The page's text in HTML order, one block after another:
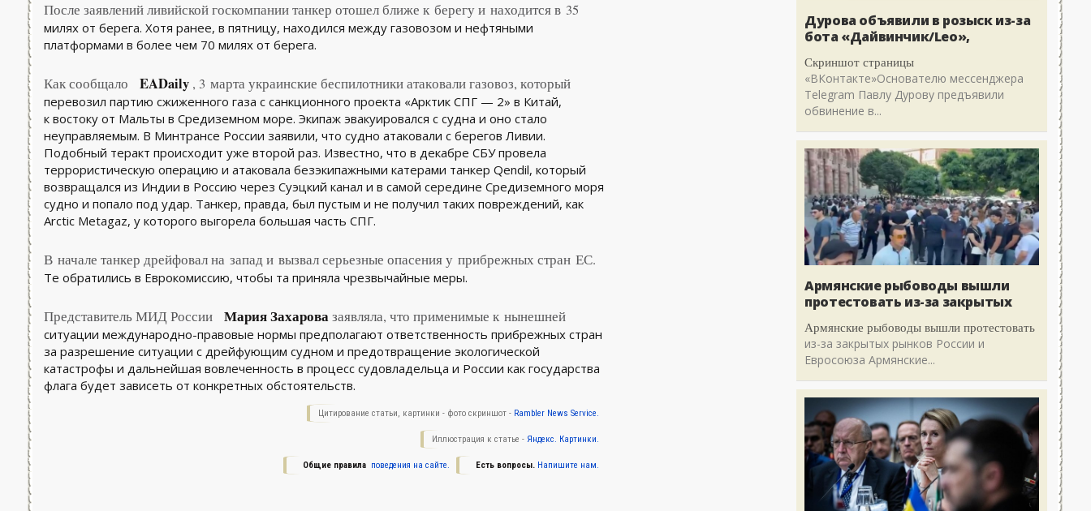
После заявлений ливийской госкомпании танкер отошел ближе к берегу и находится в 35
милях от берега. Хотя ранее, в пятницу, находился между газовозом и нефтяными
платформами в более чем 70 милях от берега.
Как сообщало EADaily, 3 марта украинские беспилотники атаковали газовоз, который
перевозил партию сжиженного газа с санкционного проекта «Арктик СПГ — 2» в Китай,
к востоку от Мальты в Средиземном море. Экипаж эвакуировался с судна и оно стало
неуправляемым. В Минтрансе России заявили, что судно атаковали с берегов Ливии.
Подобный теракт происходит уже второй раз. Известно, что в декабре СБУ провела
террористическую операцию и атаковала безэкипажными катерами танкер Qendil, который
возвращался из Индии в Россию через Суэцкий канал и в самой середине Средиземного моря
судно и попало под удар. Танкер, правда, был пустым и не получил таких повреждений, как
Arctic Metagaz, у которого выгорела большая часть СПГ.
В начале танкер дрейфовал на запад и вызвал серьезные опасения у прибрежных стран ЕС.
Те обратились в Еврокомиссию, чтобы та приняла чрезвычайные меры.
Представитель МИД России Мария Захаровазаявляла, что применимые к нынешней
ситуации международно-правовые нормы предполагают ответственность прибрежных стран
за разрешение ситуации с дрейфующим судном и предотвращение экологической
катастрофы и дальнейшая вовлеченность в процесс судовладельца и России как государства
флага будет зависеть от конкретных обстоятельств.
Цитирование статьи, картинки - фото скриншот - Rambler News Service.
Иллюстрация к статье - Яндекс. Картинки.
Есть вопросы. Напишите нам.
Общие правила поведения на сайте.
Дурова объявили в розыск из-за
бота «Дайвинчик/Leo»,
Скриншот страницы
«ВКонтакте»Основателю мессенджера
Telegram Павлу Дурову предъявили
обвинение в...
Армянские рыбоводы вышли
протестовать из-за закрытых
Армянские рыбоводы вышли протестовать
из-за закрытых рынков России и
Евросоюза Армянские...